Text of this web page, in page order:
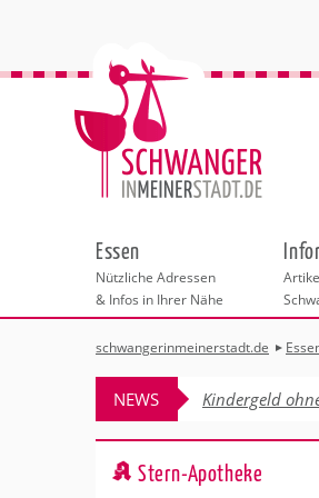
Essen
Nützliche Adressen
& Infos in Ihrer Nähe
Städteauswahl
Adressen
Behördengänge &
schwangerinmeinerstadt.de
NEWS Kindergeld
Stern-Apotheke